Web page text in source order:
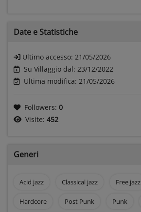
Date e Statistiche
Ultimo accesso: 21/05/2026
Su Villaggio dal: 23/12/2022
Ultima modifica: 21/05/2026
Followers: 0
Visite: 452
Generi
Acid jazz Classical jazz Free jazz
Hardcore Post Punk Punk